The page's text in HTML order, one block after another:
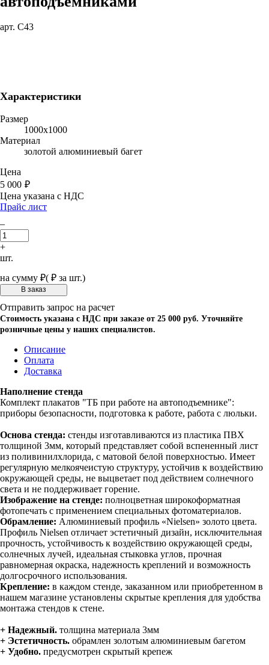
арт. C43
Характеристики
Размер
1000х1000
Материал
золотой алюминиевый багет
Цена
5 000 ₽
Цена указана с НДС
Прайс лист
–
+
шт.
на сумму ₽( ₽ за шт.)
Отправить запрос на расчет
Стоимость указана с НДС при заказе от 25 000 руб. Уточняйте
розничные цены у наших специалистов.
Описание
Оплата
Доставка
Наполнение стенда
Комплект плакатов "ТБ при работе на автоподъемнике":
приборы безопасности, подготовка к работе, работа с люльки.
Основа стенда: стенды изготавливаются из пластика ПВХ
толщиной 3мм, который представляет собой вспененный лист
из поливинилхлорида, с матовой белой поверхностью. Имеет
регулярную мелкоячеистую структуру, устойчив к воздействию
окружающей среды, не выцветает под действием солнечного
света и не поддерживает горение.
Изображение на стенде: полноцветная широкоформатная
фотопечать с применением специальных фотоматериалов.
Обрамление: Алюминиевый профиль «Nielsen» золото цвета.
Профиль Nielsen отличает эстетичный дизайн, исключительная
прочность, устойчивость к воздействию окружающей среды,
солнечных лучей, идеальная стыковка углов, прочная
равномерная окраска, надежность креплений и возможность
долгосрочного использования.
Крепление: в каждом стенде, заказанном или приобретенном в
нашем магазине установлены скрытые крепления для удобства
монтажа стендов к стене.
+ Надежный. толщина материала 3мм
+ Эстетичность. обрамлен золотым алюминиевым багетом
+ Удобно. предусмотрен скрытый крепеж